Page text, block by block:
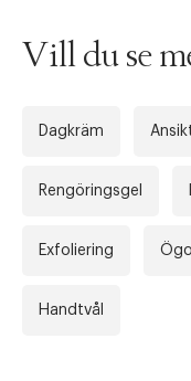
Vill du se
Dagkräm
Rengöringsgel
Exfoliering
Handtvål